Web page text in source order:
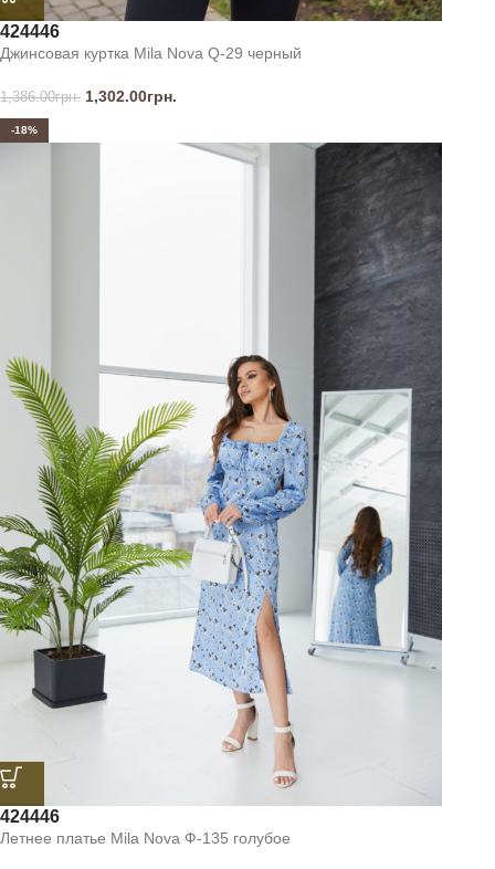
424446
Джинсовая куртка Mila Nova Q-29 черный
1,386.00грн. 1,302.00грн.
-18%
424446
Летнее платье Mila Nova Ф-135 голубое